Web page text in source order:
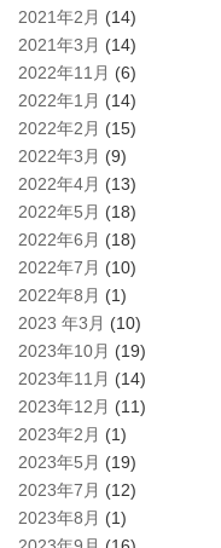
2021年2月 (14)
2021年3月 (14)
2022年11月 (6)
2022年1月 (14)
2022年2月 (15)
2022年3月 (9)
2022年4月 (13)
2022年5月 (18)
2022年6月 (18)
2022年7月 (10)
2022年8月 (1)
2023 年3月 (10)
2023年10月 (19)
2023年11月 (14)
2023年12月 (11)
2023年2月 (1)
2023年5月 (19)
2023年7月 (12)
2023年8月 (1)